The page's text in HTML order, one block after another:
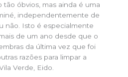
tão óbvios, mas ainda é uma
independentemente de
não. Isto é especialmente
de um ano desde que o
da última vez que foi
razões para limpar a
Verde, Eido.